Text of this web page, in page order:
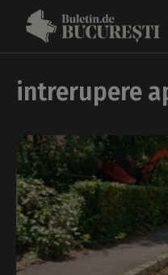
intrerupere